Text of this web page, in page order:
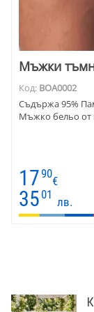
Мъжки
Код: BOA0002
Съдържа 95%
Мъжко бельо от
1790
€
35 01
лв.